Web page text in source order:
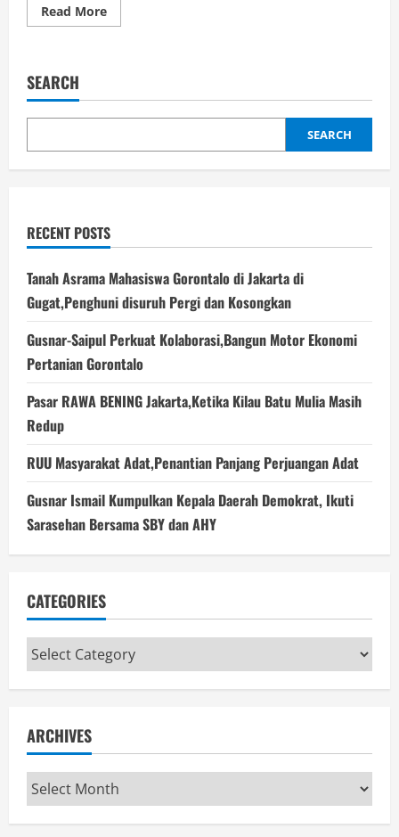
Read MoreRead
more
Mario
Malam
Tamah,Kunci
PENAS
SEARCH
SEARCH
RECENT POSTS
Tanah Asrama Mahasiswa Gorontalo di Jakarta di
Gugat,Penghuni disuruh Pergi dan Kosongkan
Gusnar-Saipul Perkuat Kolaborasi,Bangun Motor Ekonomi
Pertanian Gorontalo
Pasar RAWA BENING Jakarta,Ketika Kilau Batu Mulia Masih
Redup
RUU Masyarakat Adat,Penantian Panjang Perjuangan Adat
Gusnar Ismail Kumpulkan Kepala Daerah Demokrat, Ikuti
Sarasehan Bersama SBY dan AHY
CATEGORIES
Categories
ARCHIVES
Archives